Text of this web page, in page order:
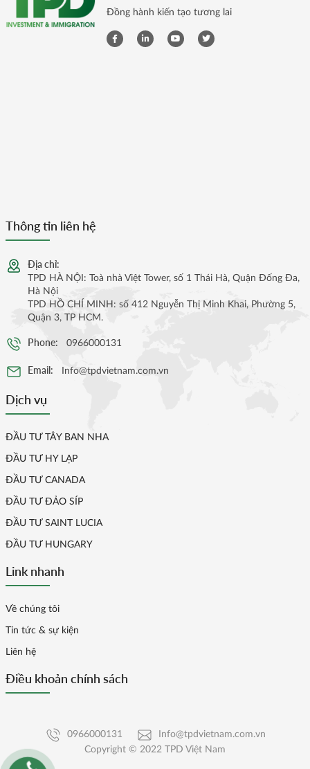
Đồng hành kiến tạo tương lai
Thông tin liên hệ
Địa chỉ:
TPD HÀ NỘI: Toà nhà Việt Tower, số 1 Thái Hà, Quận Đống Đa,
Hà Nội
TPD HỒ CHÍ MINH: số 412 Nguyễn Thị Minh Khai, Phường 5,
Quận 3, TP HCM.
Phone: 0966000131
Email: Info@tpdvietnam.com.vn
Dịch vụ
ĐẦU TƯ TÂY BAN NHA
ĐẦU TƯ HY LẠP
ĐẦU TƯ CANADA
ĐẦU TƯ ĐẢO SÍP
ĐẦU TƯ SAINT LUCIA
ĐẦU TƯ HUNGARY
Link nhanh
Về chúng tôi
Tin tức & sự kiện
Liên hệ
Điều khoản chính sách
Copyright © 2022 TPD Việt Nam
0966000131 Info@tpdvietnam.com.vn